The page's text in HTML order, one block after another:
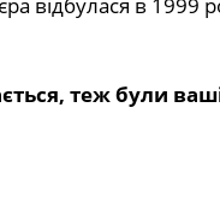
теж були